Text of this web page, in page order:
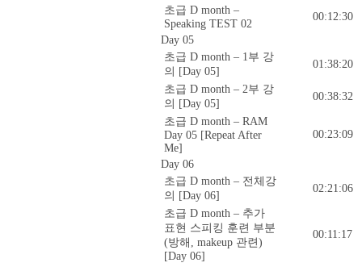
초급 D month –
Speaking TEST 02
00:12:30
Day 05
초급 D month – 1부 강
의 [Day 05]
01:38:20
초급 D month – 2부 강
의 [Day 05]
00:38:32
초급 D month – RAM
Day 05 [Repeat After
Me]
00:23:09
Day 06
초급 D month – 전체강
의 [Day 06]
02:21:06
초급 D month – 추가
표현 스피킹 훈련 부분
(방해, makeup 관련)
[Day 06]
00:11:17